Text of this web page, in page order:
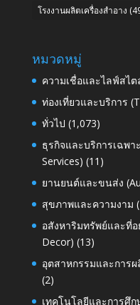
โรงงานผลิตเครื่องสำอาง
หมวดหมู่
ความเชื่อและไลฟ์สไ
ท่องเที่ยวและบริการ
ทั่วไป (1,073)
ธุรกิจและบริการเฉพา
Services) (11)
ยานยนต์และขนส่ง
สุขภาพและความงาม
อสังหาริมทรัพย์และที่อ
Decor) (13)
อุตสาหกรรมและการ
(2)
เทคโนโลยีและการศึก